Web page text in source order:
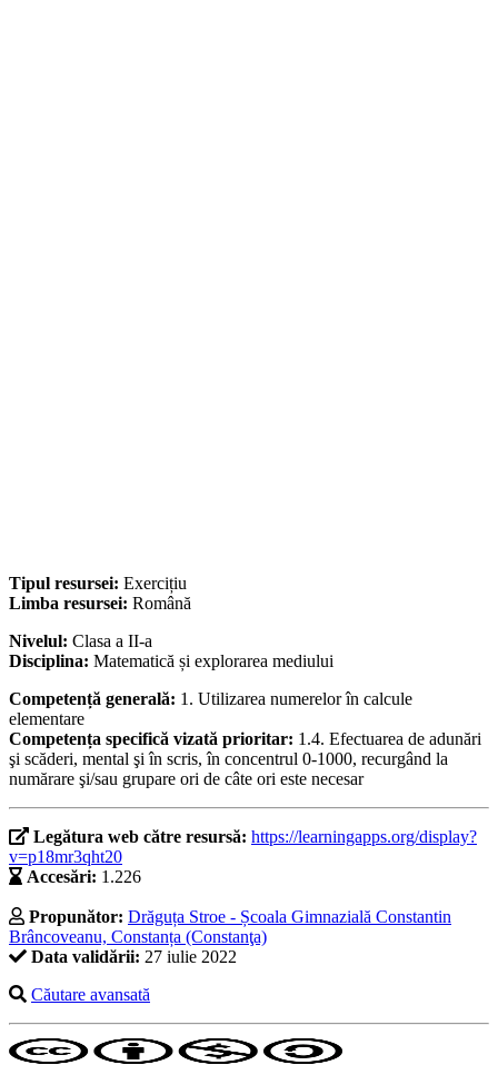
Tipul resursei: Exercițiu
Limba resursei: Română
Nivelul: Clasa a II-a
Disciplina: Matematică și explorarea mediului
Competență generală: 1. Utilizarea numerelor în calcule
elementare
Competența specifică vizată prioritar: 1.4. Efectuarea de adunări
şi scăderi, mental şi în scris, în concentrul 0-1000, recurgând la
numărare şi/sau grupare ori de câte ori este necesar
Legătura web către resursă: https://learningapps.org/display?
v=p18mr3qht20
Accesări: 1.226
Propunător: Drăguța Stroe - Școala Gimnazială Constantin
Brâncoveanu, Constanța (Constanţa)
Data validării: 27 iulie 2022
Căutare avansată